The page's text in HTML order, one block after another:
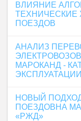
ВЛИЯНИЕ
ТЕХНИЧЕСКИЕ
ПОЕЗДОВ
АНАЛИЗ
МАРОКАНД -
ЭКСПЛУАТАЦИИ
НОВЫЙ
ПОЕЗДОВНА
«РЖД»